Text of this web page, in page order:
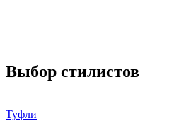
Выбор стилистов
Туфли